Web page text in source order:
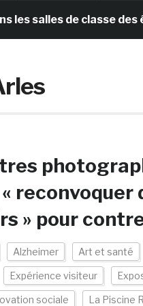
de classe des
« reconvoquer
» pour
Alzheimer Art et santé
Expérience visiteur
sociale La Piscine